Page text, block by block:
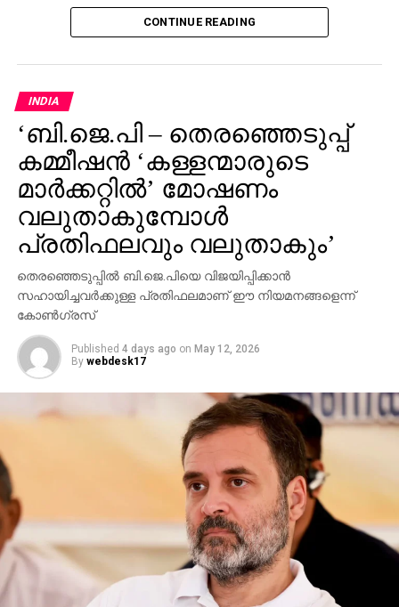
CONTINUE READING
INDIA
‘ബി.ജെ.പി – തെരഞ്ഞെടുപ്പ്
കമ്മീഷന്‍ ‘കള്ളന്മാരുടെ
മാര്‍ക്കറ്റില്‍’ മോഷണം
വലുതാകുമ്പോള്‍
പ്രതിഫലവും വലുതാകും’
തെരഞ്ഞെടുപ്പില്‍ ബി.ജെ.പിയെ വിജയിപ്പിക്കാന്‍
സഹായിച്ചവര്‍ക്കുള്ള പ്രതിഫലമാണ് ഈ നിയമനങ്ങളെന്ന്
കോണ്‍ഗ്രസ്
Published 4 days ago on May 12, 2026
By webdesk17